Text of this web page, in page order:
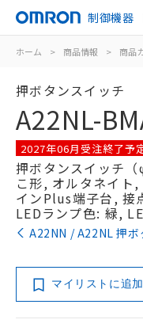
制御機器
ホーム > 商品情報 > 商品
押ボタンスイッチ
A22NL-
2027年06月受注終了予
押ボタンスイッチ
こ形, オルタネイト
インPlus端子台, 接
LEDランプ色: 緑,
A22NN / A22NL 押
マイリストに追加